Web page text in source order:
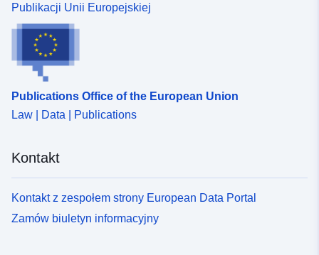
uriRef:
http://data.europa.eu/88u/dataset/
Publikacji Unii Europejskiej
Publications Office of the European Union
Law | Data | Publications
Kontakt
Kontakt z zespołem strony European Data Portal
Zamów biuletyn informacyjny